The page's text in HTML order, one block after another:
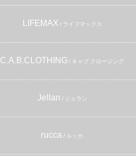
LIFEMAX / ライフマックス
C.A.B.CLOTHING / キャブ クロージング
Jellan / ジェラン
rucca / ルッカ